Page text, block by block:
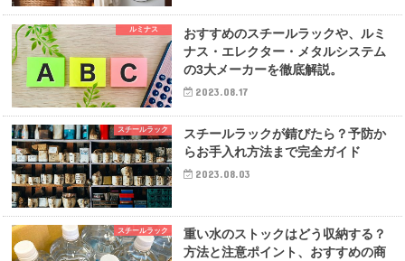
ルミナス
おすすめのスチールラックや、ルミ
ナス・エレクター・メタルシステム
の3大メーカーを徹底解説。
2023.08.17
スチールラック
スチールラックが錆びたら？予防か
らお手入れ方法まで完全ガイド
2023.08.03
スチールラック
重い水のストックはどう収納する？
方法と注意ポイント、おすすめの商